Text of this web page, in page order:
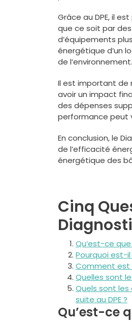
Grâce au DPE, il
que ce soit par
d’équipements
énergétique d’un
de l’environnement.
Il est important de
avoir un impact
des dépenses
performance peut
En conclusion, le
de l’efficacité
énergétique des
Cinq
Qu’est-ce
Pourquoi est-il
Comment est
Quelles sont
Quels sont
suite au DPE ?
Qu’est-ce